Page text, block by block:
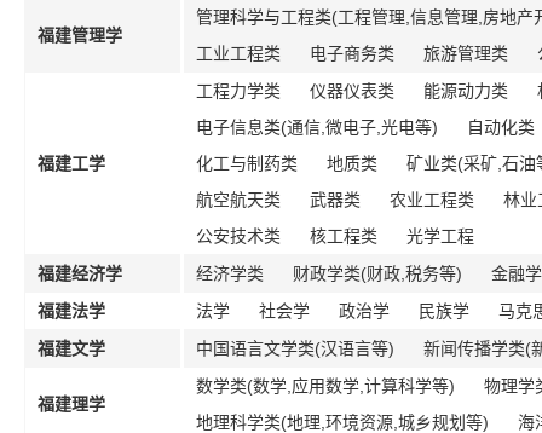
福建管理学
管理科学与工程类(工程管理,信息管理,房地产
工业工程类
电子商务类 旅游管理类
福建工学
工程力学类 仪器仪表类 能源动力类
电子信息类(通信,微电子,光电等)
自动化类
化工与制药类
地质类
矿业类(采矿,石油
航空航天类
武器类 农业工程类
林业
公安技术类
核工程类
光学工程
福建经济学
经济学类 财政学类(财政,税务等)
金融
福建法学
法学 社会学 政治学 民族学
马克
福建文学
中国语言文学类(汉语言等) 新闻传播学类(
福建理学
数学类(数学,应用数学,计算科学等)
物理学
地理科学类(地理,环境资源,城乡规划等)
海